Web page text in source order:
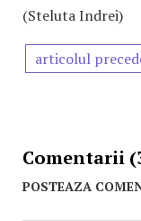
(Steluta Indrei)
articolul
Comentarii
POSTEAZA